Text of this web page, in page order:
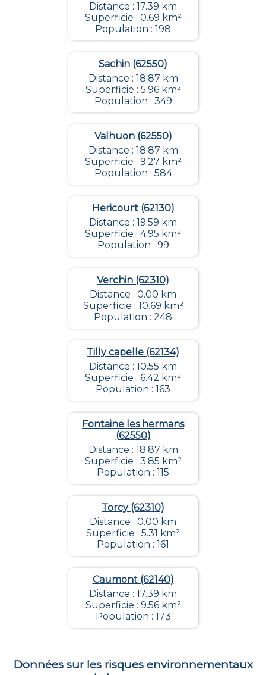
Distance : 17.39 km
Superficie : 0.69 km²
Population : 198
Sachin (62550)
Distance : 18.87 km
Superficie : 5.96 km²
Population : 349
Valhuon (62550)
Distance : 18.87 km
Superficie : 9.27 km²
Population : 584
Hericourt (62130)
Distance : 19.59 km
Superficie : 4.95 km²
Population : 99
Verchin (62310)
Distance : 0.00 km
Superficie : 10.69 km²
Population : 248
Tilly capelle (62134)
Distance : 10.55 km
Superficie : 6.42 km²
Population : 163
Fontaine les hermans
(62550)
Distance : 18.87 km
Superficie : 3.85 km²
Population : 115
Torcy (62310)
Distance : 0.00 km
Superficie : 5.31 km²
Population : 161
Caumont (62140)
Distance : 17.39 km
Superficie : 9.56 km²
Population : 173
Données sur les risques environnementaux